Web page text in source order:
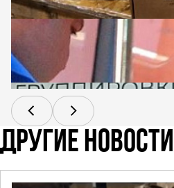
ДРУГИЕ НОВОСТИ